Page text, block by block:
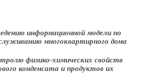
информационной модели по
многоквартирного дома
физико-химических свойств
конденсата и продуктов их